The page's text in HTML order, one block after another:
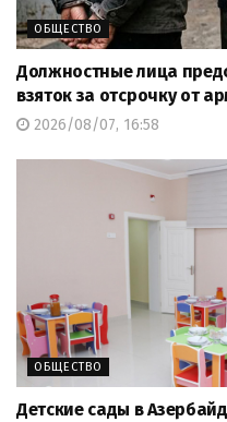
ОБЩЕСТВО
Должностные лица
взяток за отсрочку от
2026/08/07, 16:58
ОБЩЕСТВО
Детские сады в